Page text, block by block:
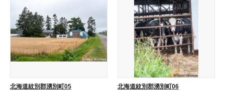
北海道紋別郡湧別町05
北海道紋別郡湧別町06